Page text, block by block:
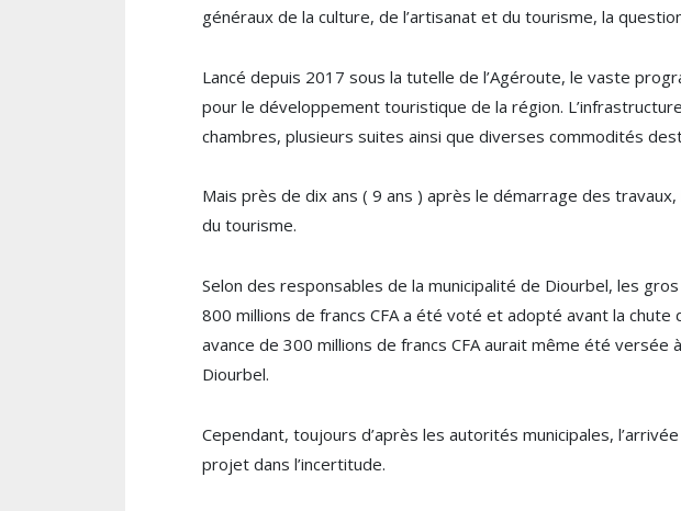
généraux de la culture, de l’artisanat et du tourisme, la
Lancé depuis 2017 sous la tutelle de l’Agéroute, le vaste
pour le développement touristique de la région.
chambres, plusieurs suites ainsi que diverses commodités
Mais près de dix ans ( 9 ans ) après le démarrage des
du tourisme.
Selon des responsables de la municipalité de Diourbel, les
800 millions de francs CFA a été voté et adopté avant la
avance de 300 millions de francs CFA aurait même été
Diourbel.
Cependant, toujours d’après les autorités municipales,
projet dans l’incertitude.